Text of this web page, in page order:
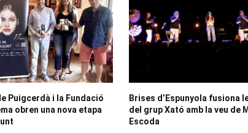
Puigcerdà i la Fundació
obren una nova etapa
Brises d’Espunyola fusiona
del grup Xató amb la veu de
Escoda